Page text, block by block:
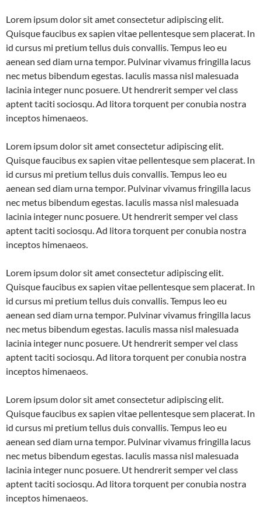
Lorem ipsum dolor sit amet consectetur adipiscing elit.
Quisque faucibus ex sapien vitae pellentesque sem placerat. In
id cursus mi pretium tellus duis convallis. Tempus leo eu
aenean sed diam urna tempor. Pulvinar vivamus fringilla lacus
nec metus bibendum egestas. Iaculis massa nisl malesuada
lacinia integer nunc posuere. Ut hendrerit semper vel class
aptent taciti sociosqu. Ad litora torquent per conubia nostra
inceptos himenaeos.
Lorem ipsum dolor sit amet consectetur adipiscing elit.
Quisque faucibus ex sapien vitae pellentesque sem placerat. In
id cursus mi pretium tellus duis convallis. Tempus leo eu
aenean sed diam urna tempor. Pulvinar vivamus fringilla lacus
nec metus bibendum egestas. Iaculis massa nisl malesuada
lacinia integer nunc posuere. Ut hendrerit semper vel class
aptent taciti sociosqu. Ad litora torquent per conubia nostra
inceptos himenaeos.
Lorem ipsum dolor sit amet consectetur adipiscing elit.
Quisque faucibus ex sapien vitae pellentesque sem placerat. In
id cursus mi pretium tellus duis convallis. Tempus leo eu
aenean sed diam urna tempor. Pulvinar vivamus fringilla lacus
nec metus bibendum egestas. Iaculis massa nisl malesuada
lacinia integer nunc posuere. Ut hendrerit semper vel class
aptent taciti sociosqu. Ad litora torquent per conubia nostra
inceptos himenaeos.
Lorem ipsum dolor sit amet consectetur adipiscing elit.
Quisque faucibus ex sapien vitae pellentesque sem placerat. In
id cursus mi pretium tellus duis convallis. Tempus leo eu
aenean sed diam urna tempor. Pulvinar vivamus fringilla lacus
nec metus bibendum egestas. Iaculis massa nisl malesuada
lacinia integer nunc posuere. Ut hendrerit semper vel class
aptent taciti sociosqu. Ad litora torquent per conubia nostra
inceptos himenaeos.